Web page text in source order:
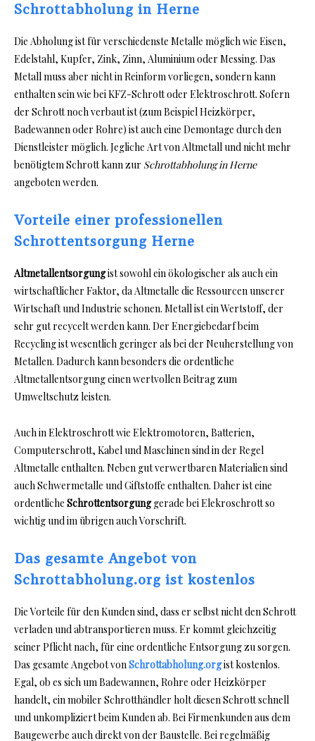
Schrottabholung in Herne
Die Abholung ist für verschiedenste Metalle möglich wie Eisen,
Edelstahl, Kupfer, Zink, Zinn, Aluminium oder Messing. Das
Metall muss aber nicht in Reinform vorliegen, sondern kann
enthalten sein wie bei KFZ-Schrott oder Elektroschrott. Sofern
der Schrott noch verbaut ist (zum Beispiel Heizkörper,
Badewannen oder Rohre) ist auch eine Demontage durch den
Dienstleister möglich. Jegliche Art von Altmetall und nicht mehr
benötigtem Schrott kann zur Schrottabholung in Herne
angeboten werden.
Vorteile einer professionellen
Schrottentsorgung Herne
Altmetallentsorgungist sowohl ein ökologischer als auch ein
wirtschaftlicher Faktor, da Altmetalle die Ressourcen unserer
Wirtschaft und Industrie schonen. Metall ist ein Wertstoff, der
sehr gut recycelt werden kann. Der Energiebedarf beim
Recycling ist wesentlich geringer als bei der Neuherstellung von
Metallen. Dadurch kann besonders die ordentliche
Altmetallentsorgung einen wertvollen Beitrag zum
Umweltschutz leisten.
Auch in Elektroschrott wie Elektromotoren, Batterien,
Computerschrott, Kabel und Maschinen sind in der Regel
Altmetalle enthalten. Neben gut verwertbaren Materialien sind
auch Schwermetalle und Giftstoffe enthalten. Daher ist eine
ordentliche Schrottentsorgunggerade bei Elekroschrott so
wichtig und im übrigen auch Vorschrift.
Das gesamte Angebot von
Schrottabholung.org ist kostenlos
Die Vorteile für den Kunden sind, dass er selbst nicht den Schrott
verladen und abtransportieren muss. Er kommt gleichzeitig
seiner Pflicht nach, für eine ordentliche Entsorgung zu sorgen.
Das gesamte Angebot vonSchrottabholung.orgist kostenlos.
Egal, ob es sich um Badewannen, Rohre oder Heizkörper
handelt, ein mobiler Schrotthändler holt diesen Schrott schnell
und unkompliziert beim Kunden ab. Bei Firmenkunden aus dem
Baugewerbe auch direkt von der Baustelle. Bei regelmäßig